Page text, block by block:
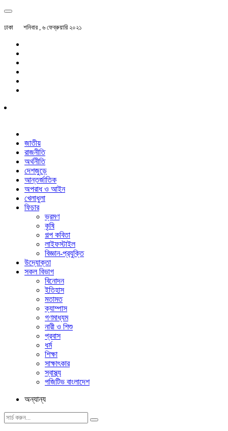
ঢাকা শনিবার , ৬ ফেব্রুয়ারি ২০২১
জাতীয়
রাজনীতি
অর্থনীতি
দেশজুড়ে
আন্তর্জাতিক
অপরাধ ও আইন
খেলাধুলা
ফিচার
ভ্রমণ
কৃষি
গল্প ক‌বিতা
লাইফস্টাইল
বিজ্ঞান-প্রযুক্তি
উদ্যোক্তা
সকল বিভাগ
বিনোদন
ইতিহাস
মতামত
ক্যাম্পাস
গণমাধ্যম
নারী ও শিশু
প্রবাস
ধর্ম
শিক্ষা
সাক্ষাৎকার
স্বাস্থ্য
পজিটিভ বাংলাদেশ
অন্যান্য